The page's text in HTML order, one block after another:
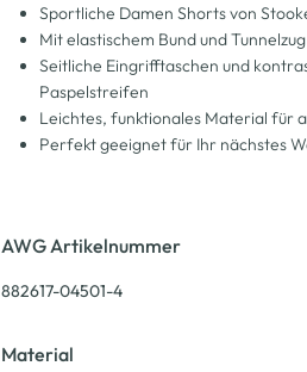
Sportliche Damen Shorts von
Mit elastischem Bund und
Seitliche Eingrifftaschen und
Paspelstreifen
Leichtes, funktionales Material für
Perfekt geeignet für Ihr nächstes
AWG Artikelnummer
882617-04501-4
Material